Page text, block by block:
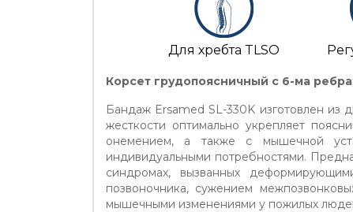
Для хребта TLSO
Корсет грудопоясничный с 6-ма
Бандаж Ersamed SL-330K изготовлен из
жесткости оптимально укрепляет
онемением, а также с мышечной
индивидуальными потребностями.
синдромах, вызванных
позвоночника, сужением
мышечными изменениями у пожилых